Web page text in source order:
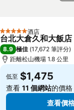
站
5 星級 酒店
台北大倉久和大飯店
8.9 極佳 (17,672 筆評分)
距離松山機場 1.8 公里
低至 $1,475
查看 11 個網站的價格
查看價